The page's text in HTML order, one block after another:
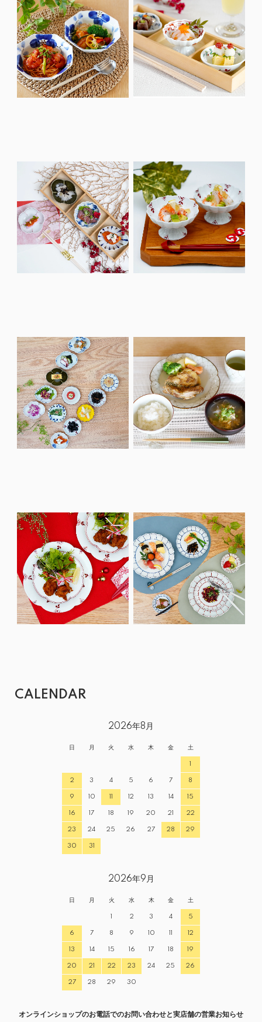
CALENDAR
2026年8月
日 月 火 水 木 金 土
1
2 3 4 5 6 7 8
9 10 11 12 13 14 15
16 17 18 19 20 21 22
23 24 25 26 27 28 29
30 31
2026年9月
日 月 火 水 木 金 土
1 2 3 4 5
6 7 8 9 10 11 12
13 14 15 16 17 18 19
20 21 22 23 24 25 26
27 28 29 30
オンラインショップのお電話でのお問い合わせと実店舗の営業お知らせ